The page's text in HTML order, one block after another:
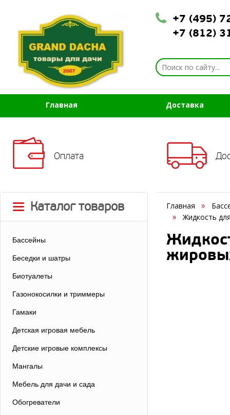
+7 (495)
+7 (812)
Главная Доставка
Оплата
Каталог товаров
Бассейны
Беседки и шатры
Биотуалеты
Газонокосилки и триммеры
Гамаки
Детская игровая мебель
Детские игровые комплексы
Мангалы
Мебель для дачи и сада
Обогреватели
Главная
Жидкость